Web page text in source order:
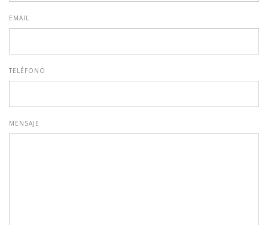
EMAIL
TELÉFONO
MENSAJE